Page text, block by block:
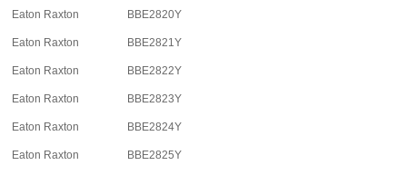
Eaton Raxton BBE2820Y
Eaton Raxton BBE2821Y
Eaton Raxton BBE2822Y
Eaton Raxton BBE2823Y
Eaton Raxton BBE2824Y
Eaton Raxton BBE2825Y